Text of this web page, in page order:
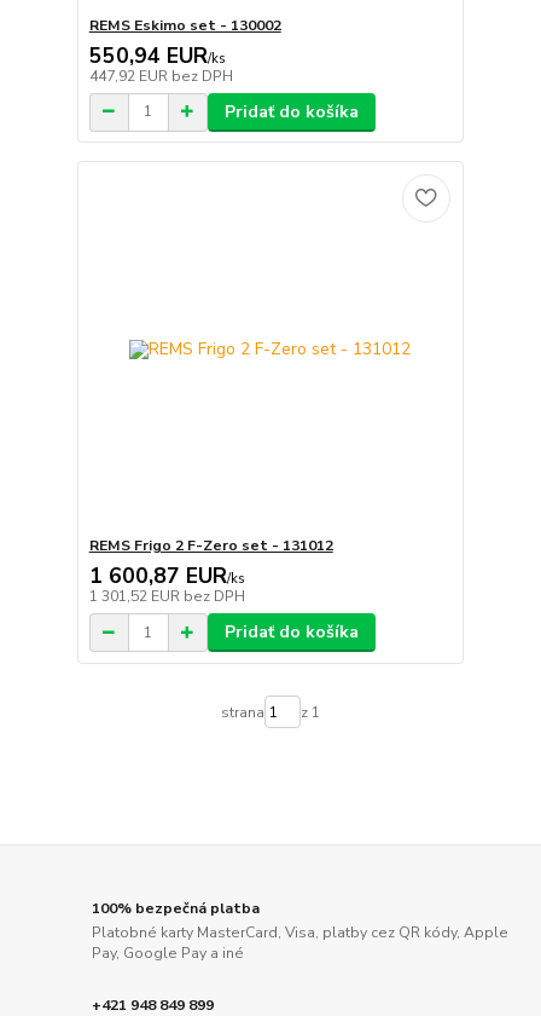
REMS Eskimo set - 130002
550,94 EUR/ks
447,92 EUR bez DPH
Pridať do košíka
REMS Frigo 2 F-Zero set - 131012
1 600,87 EUR/ks
1 301,52 EUR bez DPH
Pridať do košíka
strana z 1
100% bezpečná platba
Platobné karty MasterCard, Visa, platby cez QR kódy, Apple
Pay, Google Pay a iné
+421 948 849 899